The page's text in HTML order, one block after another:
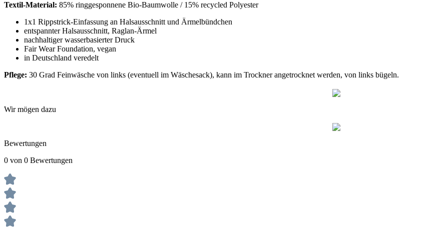
Textil-Material: 85% ringgesponnene Bio-Baumwolle / 15% recycled Polyester
1x1 Rippstrick-Einfassung an Halsausschnitt und Ärmelbündchen
entspannter Halsausschnitt, Raglan-Ärmel
nachhaltiger wasserbasierter Druck
Fair Wear Foundation, vegan
in Deutschland veredelt
Pflege: 30 Grad Feinwäsche von links (eventuell im Wäschesack), kann im Trockner angetrocknet werden, von links bügeln.
Wir mögen dazu
Bewertungen
0 von 0 Bewertungen